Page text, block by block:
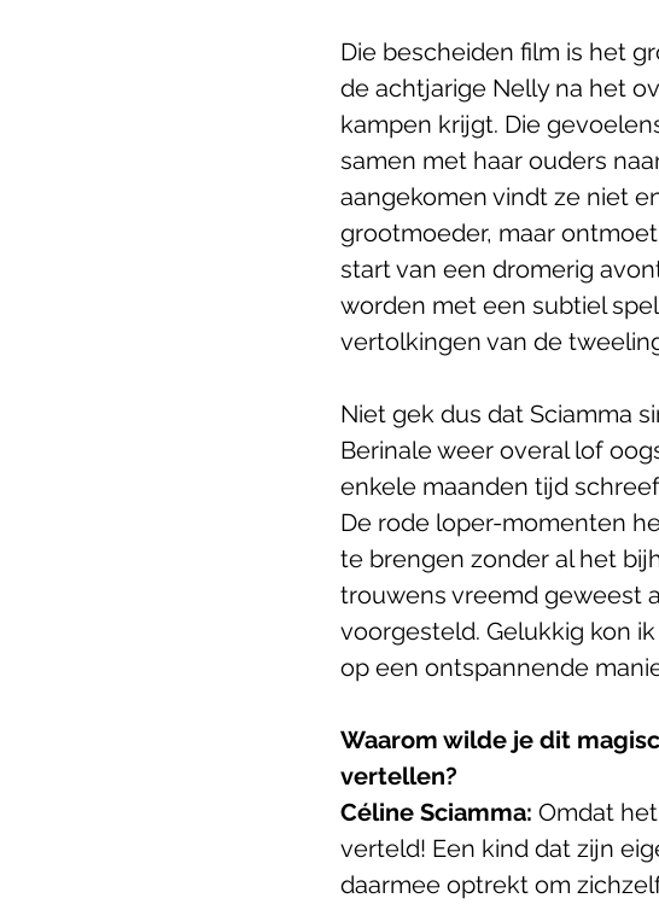
Die bescheiden film is het
de achtjarige Nelly na het
kampen krijgt. Die
samen met haar ouders
aangekomen vindt ze niet
grootmoeder, maar
start van een dromerig
worden met een subtiel
vertolkingen van de
Niet gek dus dat Sciamma
Berinale weer overal lof
enkele maanden tijd
De rode loper-momenten
te brengen zonder al het
trouwens vreemd geweest
voorgesteld. Gelukkig kon
op een ontspannende
Waarom wilde je dit
vertellen?
Céline Sciamma: Omdat
verteld! Een kind dat zijn
daarmee optrekt om